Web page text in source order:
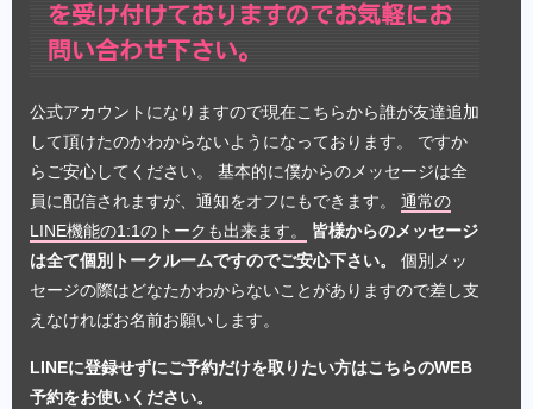
を受け付けておりますのでお気軽にお
問い合わせ下さい。
公式アカウントになりますので現在こちらから誰が友達追加
して頂けたのかわからないようになっております。 ですか
らご安心してください。 基本的に僕からのメッセージは全
員に配信されますが、通知をオフにもできます。 通常の
LINE機能の1:1のトークも出来ます。
皆様からのメッセージ
は全て個別トークルームですのでご安心下さい。
個別メッ
セージの際はどなたかわからないことがありますので差し支
えなければお名前お願いします。
LINEに登録せずにご予約だけを取りたい方はこちらのWEB
予約をお使いください。